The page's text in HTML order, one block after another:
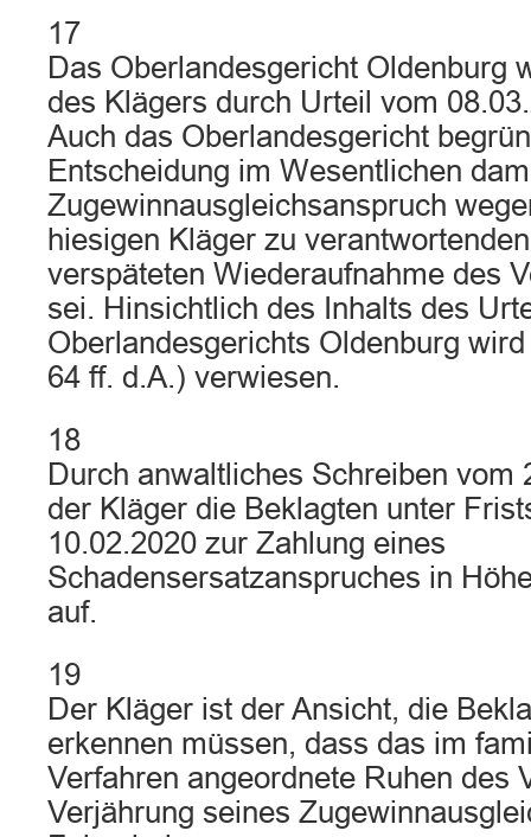
17
Das Oberlandesgericht Oldenburg
des Klägers durch Urteil vom
Auch das Oberlandesgericht
Entscheidung im Wesentlichen
Zugewinnausgleichsanspruch
hiesigen Kläger zu
verspäteten Wiederaufnahme des
sei. Hinsichtlich des Inhalts des
Oberlandesgerichts Oldenburg
64 ff. d.A.) verwiesen.
18
Durch anwaltliches Schreiben vom
der Kläger die Beklagten unter
10.02.2020 zur Zahlung eines
Schadensersatzanspruches in
auf.
19
Der Kläger ist der Ansicht, die
erkennen müssen, dass das im
Verfahren angeordnete Ruhen des
Verjährung seines